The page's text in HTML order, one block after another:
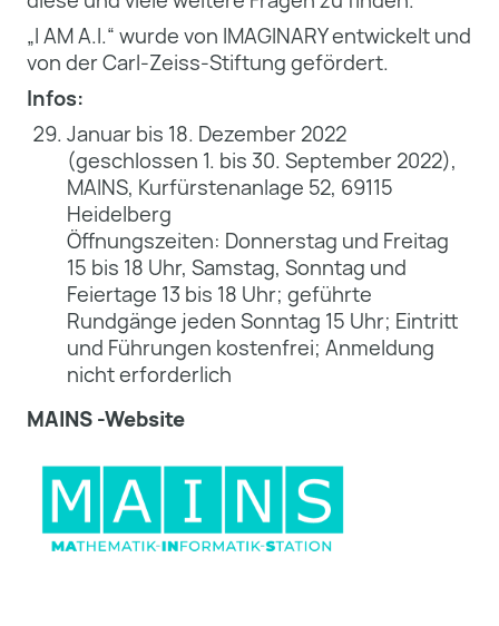
„I AM A.I.“ wurde von IMAGINARY entwickelt und
von der Carl-Zeiss-Stiftung gefördert.
Infos:
Januar bis 18. Dezember 2022
(geschlossen 1. bis 30. September 2022),
MAINS, Kurfürstenanlage 52, 69115
Heidelberg
Öffnungszeiten: Donnerstag und Freitag
15 bis 18 Uhr, Samstag, Sonntag und
Feiertage 13 bis 18 Uhr; geführte
Rundgänge jeden Sonntag 15 Uhr; Eintritt
und Führungen kostenfrei; Anmeldung
nicht erforderlich
MAINS -Website